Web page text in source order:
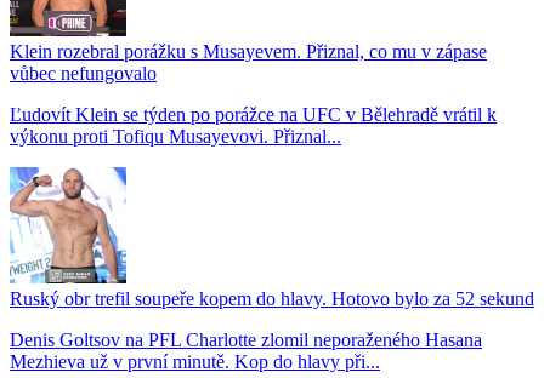
Klein rozebral porážku s Musayevem. Přiznal, co mu v zápase
vůbec nefungovalo
Ľudovít Klein se týden po porážce na UFC v Bělehradě vrátil k
výkonu proti Tofiqu Musayevovi. Přiznal...
Ruský obr trefil soupeře kopem do hlavy. Hotovo bylo za 52 sekund
Denis Goltsov na PFL Charlotte zlomil neporaženého Hasana
Mezhieva už v první minutě. Kop do hlavy při...